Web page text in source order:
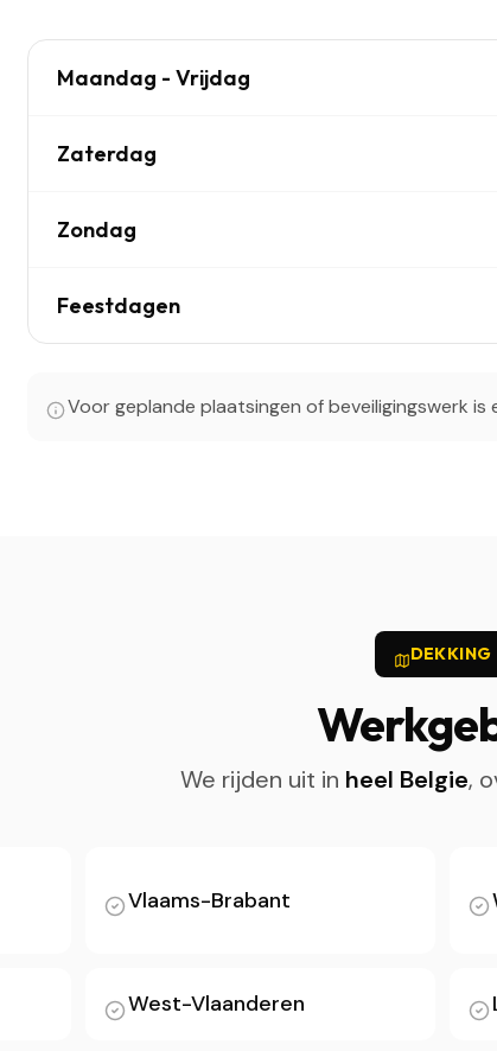
Maandag - Vrijdag
Zaterdag
Zondag
Feestdagen
Voor geplande plaatsingen of beveiligingswerk is
DEKKING
We rijden uit in heel Belgie,
Vlaams-Brabant
West-Vlaanderen